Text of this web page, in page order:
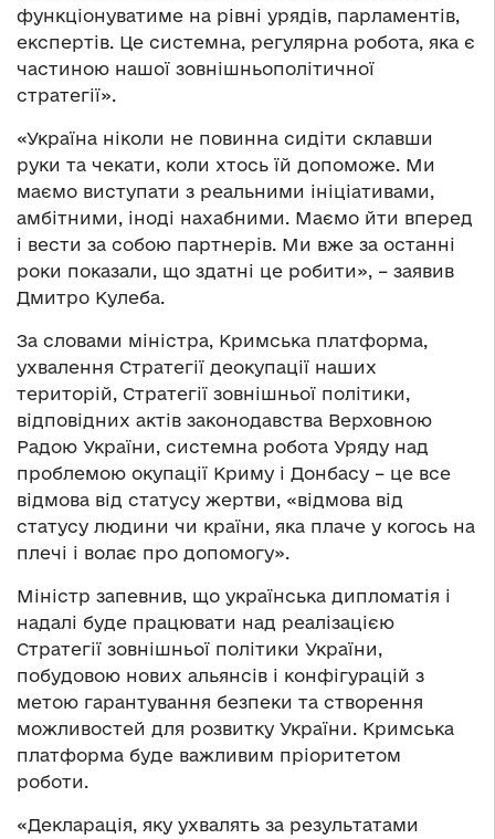
функціонуватиме на рівні урядів, парламентів,
експертів. Це системна, регулярна робота, яка є
частиною нашої зовнішньополітичної
стратегії».
«Україна ніколи не повинна сидіти склавши
руки та чекати, коли хтось їй допоможе. Ми
маємо виступати з реальними ініціативами,
амбітними, іноді нахабними. Маємо йти вперед
і вести за собою партнерів. Ми вже за останні
роки показали, що здатні це робити», – заявив
Дмитро Кулеба.
За словами міністра, Кримська платформа,
ухвалення Стратегії деокупації наших
територій, Стратегії зовнішньої політики,
відповідних актів законодавства Верховною
Радою України, системна робота Уряду над
проблемою окупації Криму і Донбасу – це все
відмова від статусу жертви, «відмова від
статусу людини чи країни, яка плаче у когось на
плечі і волає про допомогу».
Міністр запевнив, що українська дипломатія і
надалі буде працювати над реалізацією
Стратегії зовнішньої політики України,
побудовою нових альянсів і конфігурацій з
метою гарантування безпеки та створення
можливостей для розвитку України. Кримська
платформа буде важливим пріоритетом
роботи.
«Декларація, яку ухвалять за результатами